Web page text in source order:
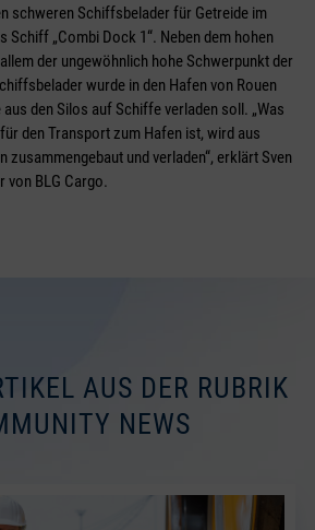
schweren Schiffsbelader für Getreide im
Schiff „Combi Dock 1“. Neben dem hohen
der ungewöhnlich hohe Schwerpunkt der
wurde in den Hafen von Rouen
den Silos auf Schiffe verladen soll. „Was
den Trans­port zum Hafen ist, wird aus
zusammengebaut und verladen“, erklärt Sven
von BLG Cargo.
AUS DER RUBRIK
NEWS